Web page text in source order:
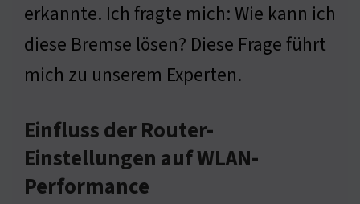
erkannte. Ich fragte mich: Wie kann ich
diese Bremse lösen? Diese Frage führt
mich zu unserem Experten.
Einfluss der Router-
Einstellungen auf WLAN-
Performance